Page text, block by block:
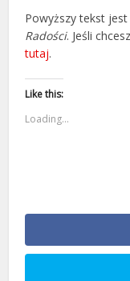
Powyższy tekst jest
Radości. Jeśli
tutaj.
Like this:
Loading...